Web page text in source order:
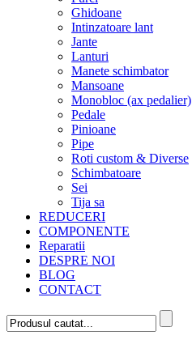
Ghidoane
Intinzatoare lant
Jante
Lanturi
Manete schimbator
Mansoane
Monobloc (ax pedalier)
Pedale
Pinioane
Pipe
Roti custom & Diverse
Schimbatoare
Sei
Tija sa
REDUCERI
COMPONENTE
Reparatii
DESPRE NOI
BLOG
CONTACT